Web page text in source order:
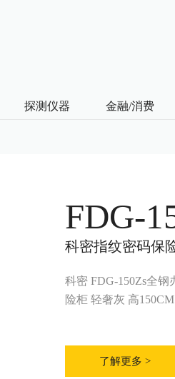
探测仪器 金融/消费
FDG-
科密指纹密码保
科密 FDG-150Zs全
险柜 轻奢灰 高150CM
了解更多 >